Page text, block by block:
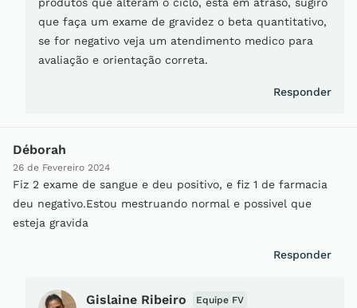
que faça um exame de gravidez o beta quantitativo,
se for negativo veja um atendimento medico para
avaliação e orientação correta.
Responder
Déborah
26 de Fevereiro 2024
Fiz 2 exame de sangue e deu positivo, e fiz 1 de farmacia
deu negativo.Estou mestruando normal e possivel que
esteja gravida
Responder
Gislaine Ribeiro Equipe FV